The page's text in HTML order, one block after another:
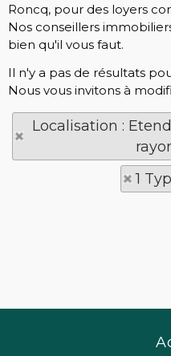
Roncq, pour des loyers
Nos conseillers
bien qu'il vous faut.
Il n'y a pas de résultats
Nous vous invitons à
Localisation :
1